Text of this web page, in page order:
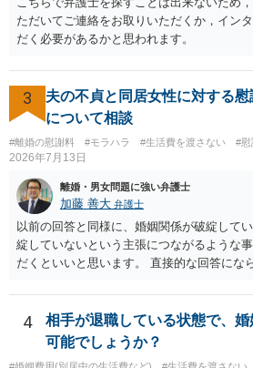
ただいてご連絡をお取りいただくか，イン
だく必要があるかと思われます。
3
夫の不貞と同居女性に対する
について相談
#離婚の慰謝料 #モラハラ #生活費を渡さない #慰
2026年7月13日
離婚・男女問題に強い弁護士
加藤 善大 弁護士
以前の回答と同様に、婚姻関係が破綻して
綻していないという主張につながるような
だくといいと思います。 直接的な回答にな
4
相手が退職している状態で、
可能でしょうか？